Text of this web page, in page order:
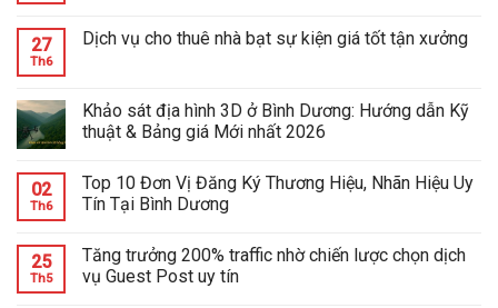
27
Th6
Dịch vụ cho thuê nhà bạt sự kiện giá tốt tận xưởng
Khảo sát địa hình 3D ở Bình Dương: Hướng dẫn Kỹ
thuật & Bảng giá Mới nhất 2026
02
Th6
Top 10 Đơn Vị Đăng Ký Thương Hiệu, Nhãn Hiệu Uy
Tín Tại Bình Dương
25
Th5
Tăng trưởng 200% traffic nhờ chiến lược chọn dịch
vụ Guest Post uy tín